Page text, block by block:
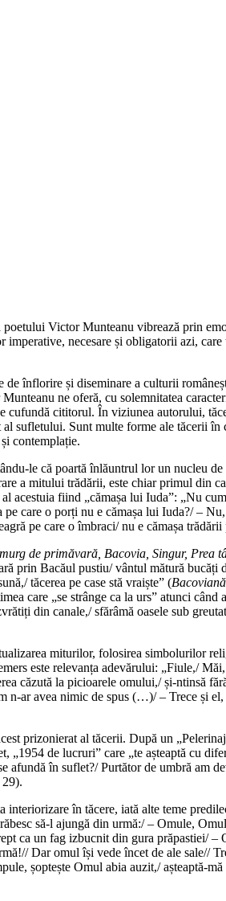
Victor Munteanu vibrează prin
necesare și obligatorii azi,
înflorire și diseminare a culturii
ne oferă, cu solemnitatea
cititorul. În viziunea autorului,
sufletului. Sunt multe forme ale tăcerii
contemplație.
le că poartă înlăuntrul lor un nucleu
a mitului trădării, este chiar primul din
fiind „cămașa lui Iuda”: „Nu
pe care o porți nu e cămașa lui Iuda?/ –
pe care o îmbraci/ nu e cămașa
de primăvară, Bacovia, Singur, Prea
Bacăul pustiu/ vântul mătură bucăți
tăcerea pe case stă vraiște” (Bacoviană
care „se strânge ca la urs” atunci când
din canale,/ sfărâmă oasele sub
miturilor, folosirea simbolurilor
este relevanța adevărului: „Fiule,/
căzută la picioarele omului,/ și-ntinsă
ar avea nimic de spus (…)/ – Trece și
prizonierat al tăcerii. După un
de lucruri” care „te așteaptă cu
afundă în suflet?/ Purtător de umbră
29).
în tăcere, iată alte teme
să-l ajungă din urmă:/ – Omule,
ca un fag izbucnit din gura prăpastiei/
Dar omul își vede încet de ale sale//
șoptește Omul abia auzit,/ așteaptă-